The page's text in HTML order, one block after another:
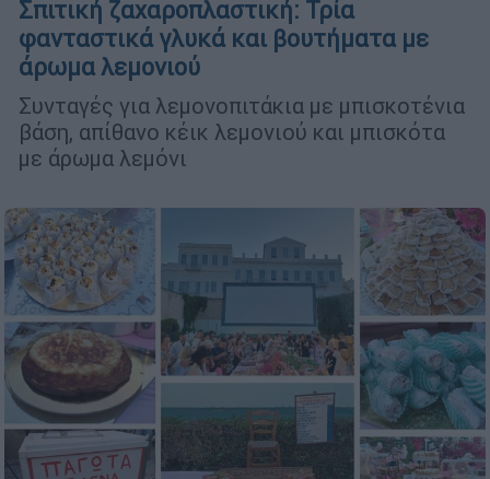
Σπιτική ζαχαροπλαστική: Τρία
φανταστικά γλυκά και βουτήματα με
άρωμα λεμονιού
Συνταγές για λεμονοπιτάκια με μπισκοτένια
βάση, απίθανο κέικ λεμονιού και μπισκότα
με άρωμα λεμόνι